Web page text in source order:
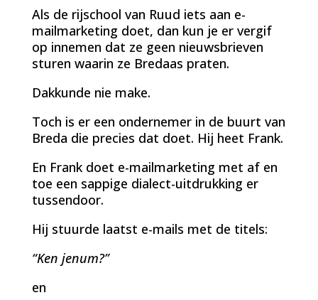
Als de rijschool van Ruud iets aan e-
mailmarketing doet, dan kun je er vergif
op innemen dat ze geen nieuwsbrieven
sturen waarin ze Bredaas praten.
Dakkunde nie make.
Toch is er een ondernemer in de buurt van
Breda die precies dat doet. Hij heet Frank.
En Frank doet e-mailmarketing met af en
toe een sappige dialect-uitdrukking er
tussendoor.
Hij stuurde laatst e-mails met de titels:
“Ken jenum?”
en